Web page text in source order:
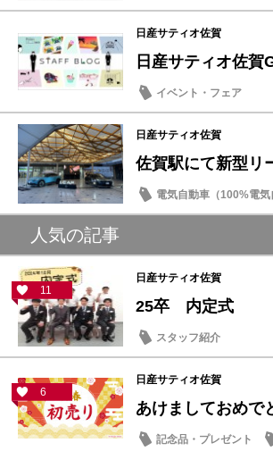
日産サティオ佐賀
日産サティオ佐賀
イベント・フェア
日産サティオ佐賀
佐賀駅にて新型リ
電気自動車（100%電気
人気の記事
11
日産サティオ佐賀
25卒 内定式
スタッフ紹介
6
日産サティオ佐賀
あけましておめで
記念品・プレゼント